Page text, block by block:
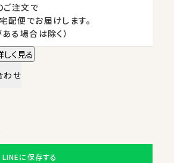
ご注文で
宅配便 でお届けします。
る場合は除く）
しく見る
わせ
LINEに保存する